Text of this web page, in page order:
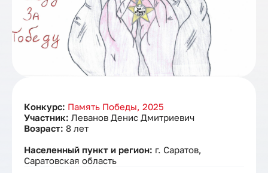
Конкурс: Память Победы, 2025
Участник: Леванов Денис Дмитриевич
Возраст: 8 лет
Населенный пункт и регион: г. Саратов,
Саратовская область